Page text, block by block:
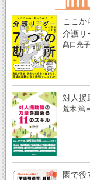
ここか
介護リ
髙口光
対人援
荒木 篤
園で